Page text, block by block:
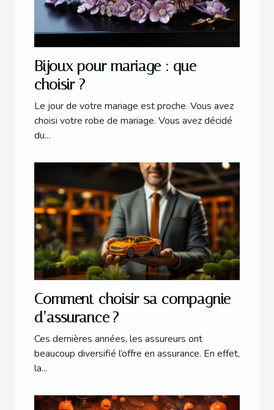
Bijoux pour mariage : que
choisir ?
Le jour de votre mariage est proche. Vous avez
choisi votre robe de mariage. Vous avez décidé
du...
Comment choisir sa compagnie
d’assurance ?
Ces dernières années, les assureurs ont
beaucoup diversifié l’offre en assurance. En effet,
la...